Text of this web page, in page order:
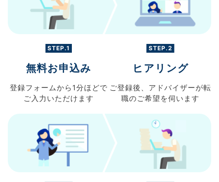
STEP.1
無料お申込み
登録フォームから 1分ほどで
ご入力 いただけます
STEP.2
ヒアリング
ご登録後、 アドバイザーが転
職のご希望を伺います